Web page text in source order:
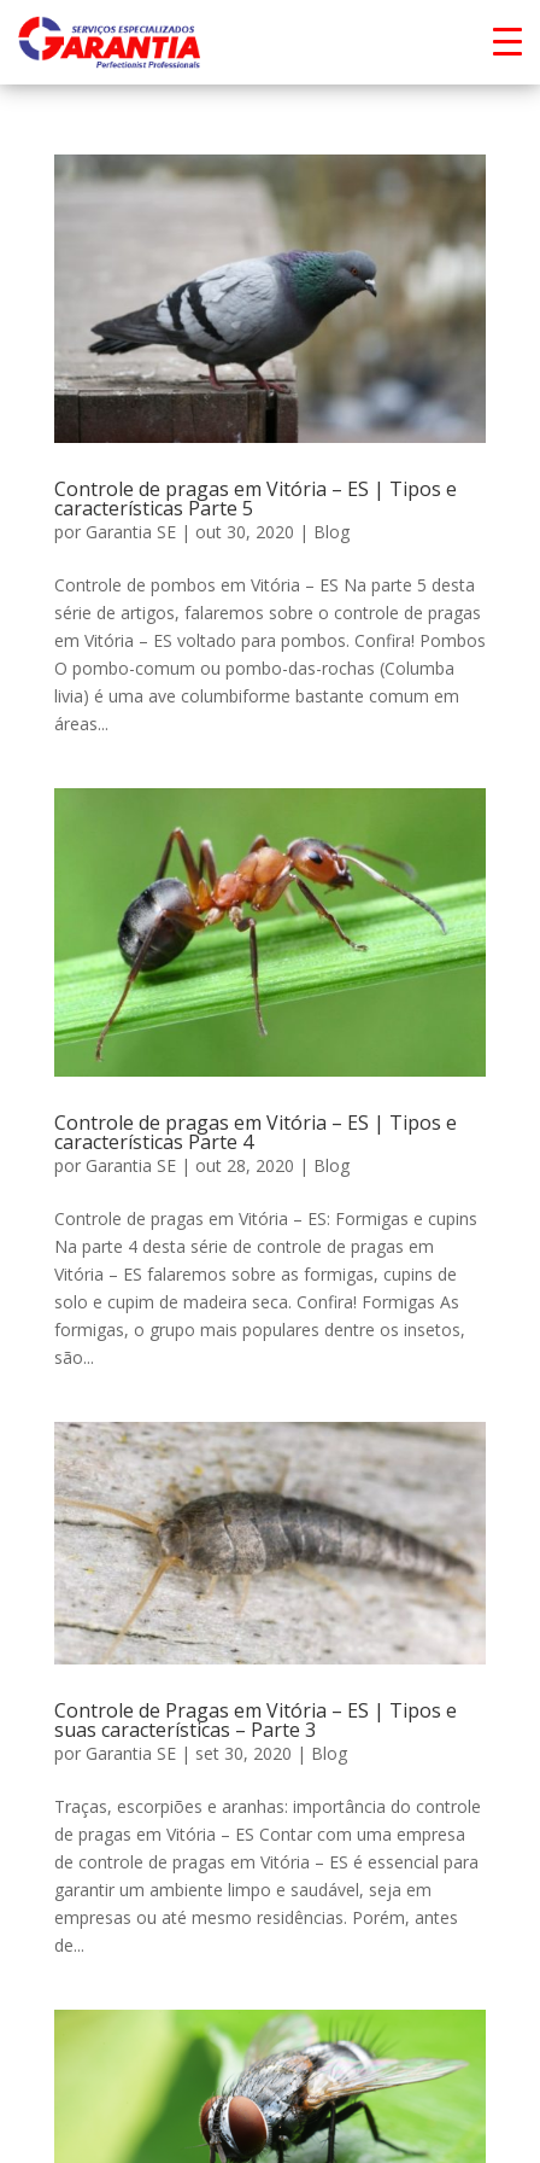
Controle de pragas em Vitória – ES | Tipos e
características Parte 5
por Garantia SE| out 30, 2020 | Blog
Controle de pombos em Vitória – ES Na parte 5 desta
série de artigos, falaremos sobre o controle de pragas
em Vitória – ES voltado para pombos. Confira! Pombos
O pombo-comum ou pombo-das-rochas (Columba
livia) é uma ave columbiforme bastante comum em
áreas...
Controle de pragas em Vitória – ES | Tipos e
características Parte 4
por Garantia SE| out 28, 2020 | Blog
Controle de pragas em Vitória – ES: Formigas e cupins
Na parte 4 desta série de controle de pragas em
Vitória – ES falaremos sobre as formigas, cupins de
solo e cupim de madeira seca. Confira! Formigas As
formigas, o grupo mais populares dentre os insetos,
são...
Controle de Pragas em Vitória – ES | Tipos e
suas características – Parte 3
por Garantia SE| set 30, 2020 | Blog
Traças, escorpiões e aranhas: importância do controle
de pragas em Vitória – ES Contar com uma empresa
de controle de pragas em Vitória – ES é essencial para
garantir um ambiente limpo e saudável, seja em
empresas ou até mesmo residências. Porém, antes
de...